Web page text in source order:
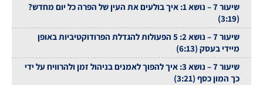
שיעור 7 – נושא 1: איך בולעים את העין של הפרה כל יום מחדש?
(3:19)
שיעור 7 – נושא 2: 5 הפעולות להגדלת הפרודוקטיביות באופן
מיידי בעסק (6:13)
שיעור 7 – נושא 3: איך להפוך לאמנים בניהול זמן ולהרוויח על ידי
כך המון כסף (3:21)